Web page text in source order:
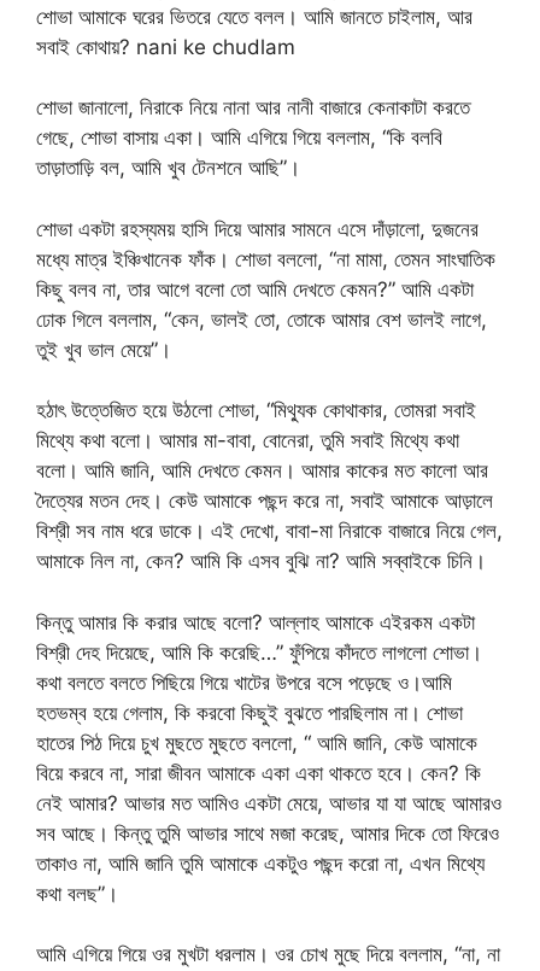
শোভা আমাকে ঘরের ভিতরে যেতে বলল। আমি জানতে চাইলাম, আর
সবাই কোথায়? nani ke chudlam
শোভা জানালো, নিরাকে নিয়ে নানা আর নানী বাজারে কেনাকাটা করতে
গেছে, শোভা বাসায় একা। আমি এগিয়ে গিয়ে বললাম, “কি বলবি
তাড়াতাড়ি বল, আমি খুব টেনশনে আছি”।
শোভা একটা রহস্যময় হাসি দিয়ে আমার সামনে এসে দাঁড়ালো, দুজনের
মধ্যে মাত্র ইঞ্চিখানেক ফাঁক। শোভা বললো, “না মামা, তেমন সাংঘাতিক
কিছু বলব না, তার আগে বলো তো আমি দেখতে কেমন?” আমি একটা
ঢোক গিলে বললাম, “কেন, ভালই তো, তোকে আমার বেশ ভালই লাগে,
তুই খুব ভাল মেয়ে”।
হঠাৎ উত্তেজিত হয়ে উঠলো শোভা, “মিথ্যুক কোথাকার, তোমরা সবাই
মিথ্যে কথা বলো। আমার মা-বাবা, বোনেরা, তুমি সবাই মিথ্যে কথা
বলো। আমি জানি, আমি দেখতে কেমন। আমার কাকের মত কালো আর
দৈত্যের মতন দেহ। কেউ আমাকে পছন্দ করে না, সবাই আমাকে আড়ালে
বিশ্রী সব নাম ধরে ডাকে। এই দেখো, বাবা-মা নিরাকে বাজারে নিয়ে গেল,
আমাকে নিল না, কেন? আমি কি এসব বুঝি না? আমি সব্বাইকে চিনি।
কিন্তু আমার কি করার আছে বলো? আল্লাহ আমাকে এইরকম একটা
বিশ্রী দেহ দিয়েছে, আমি কি করেছি…” ফুঁপিয়ে কাঁদতে লাগলো শোভা।
কথা বলতে বলতে পিছিয়ে গিয়ে খাটের উপরে বসে পড়েছে ও।আমি
হতভম্ব হয়ে গেলাম, কি করবো কিছুই বুঝতে পারছিলাম না। শোভা
হাতের পিঠ দিয়ে চুখ মুছতে মুছতে বললো, “ আমি জানি, কেউ আমাকে
বিয়ে করবে না, সারা জীবন আমাকে একা একা থাকতে হবে। কেন? কি
নেই আমার? আভার মত আমিও একটা মেয়ে, আভার যা যা আছে আমারও
সব আছে। কিন্তু তুমি আভার সাথে মজা করেছ, আমার দিকে তো ফিরেও
তাকাও না, আমি জানি তুমি আমাকে একটুও পছন্দ করো না, এখন মিথ্যে
কথা বলছ”।
আমি এগিয়ে গিয়ে ওর মুখটা ধরলাম। ওর চোখ মুছে দিয়ে বললাম, “না, না